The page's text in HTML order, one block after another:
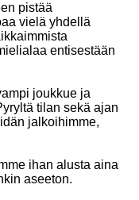
pistää
vielä yhdellä
entisestään
joukkue ja
tilan sekä ajan
jalkoihimme,
ihan alusta aina
aseeton.